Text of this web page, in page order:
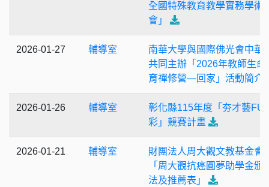
全國特殊教育教學實務學術
會」
2026-01-27 輔導室
南華大學與國際佛光會中華
共同主辦「2026年教師生命
育禪修營—回家」活動簡介
2026-01-26 輔導室
彰化縣115年度「夯才藝
彩」競賽計畫
2026-01-21 輔導室
財團法人周大觀文教基金會
「周大觀抗癌圓夢助學金頒
法及推薦表」